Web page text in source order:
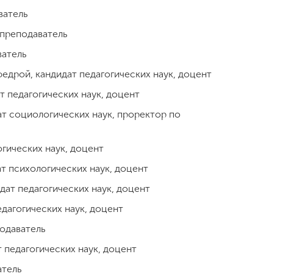
кандидат педагогических наук, доцент
педагогических наук, доцент
социологических наук, проректор по
наук, доцент
психологических наук, доцент
педагогических наук, доцент
наук, доцент
педагогических наук, доцент